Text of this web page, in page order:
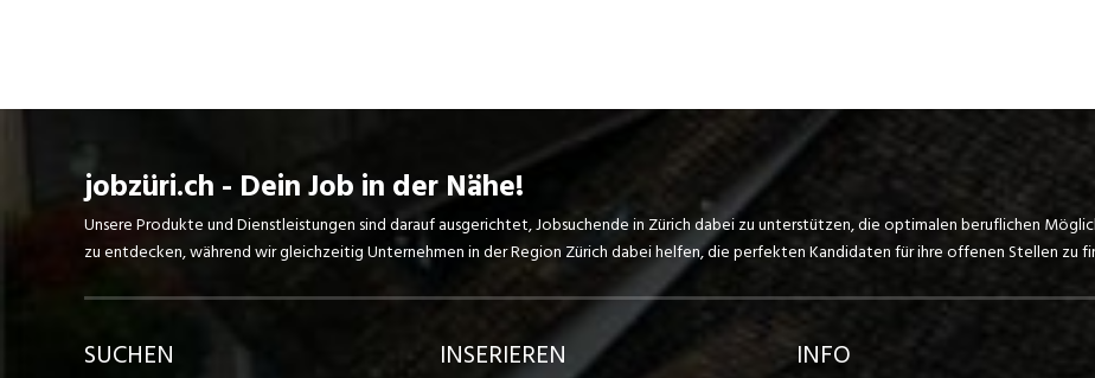
jobzüri.ch - Dein Job in der Nähe!
Unsere Produkte und Dienstleistungen sind darauf ausgerichtet, Jobsuchende in Zürich dabei zu unterstützen, die optimalen beruflichen
zu entdecken, während wir gleichzeitig Unternehmen in der Region Zürich dabei helfen, die perfekten Kandidaten für ihre offenen Stellen zu
SUCHEN INSERIEREN INFO